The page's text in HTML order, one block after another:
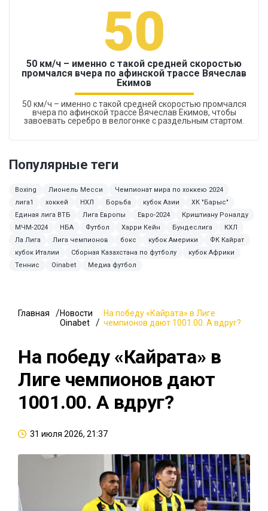
50
50 км/ч – именно с такой средней скоростью
промчался вчера по афинской трассе Вячеслав
Екимов
50 км/ч – именно с такой средней скоростью промчался
вчера по афинской трассе Вячеслав Екимов, чтобы
завоевать серебро в велогонке с раздельным стартом.
Популярные теги
Boxing Лионель Месси
Чемпионат мира по хоккею 2024
лига1
хоккей НХЛ Борьба кубок Азии
ХК "Барыс"
Единая лига ВТБ
Лига Европы Евро-2024
Криштиану Роналду
МЧМ-2024
НБА Футбол Харри Кейн Бундеслига
КХЛ
Ла Лига
Лига чемпионов бокс кубок Америки
ФК Кайрат
кубок Италии
Сборная Казахстана по футболу
кубок Африки
Теннис
Oinabet Медиа футбол
Главная
Новости
Oinabet
На победу «Кайрата» в Лиге
чемпионов дают 1001.00. А вдруг?
На победу «Кайрата» в
Лиге чемпионов дают
1001.00. А вдруг?
31 июля 2026, 21:37